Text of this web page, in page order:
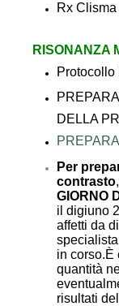
Rx
RISONANZA
Protocollo
DELLA
Per
contrasto
GIORNO
il digiuno
affetti da
in corso.È
quantità
risultati